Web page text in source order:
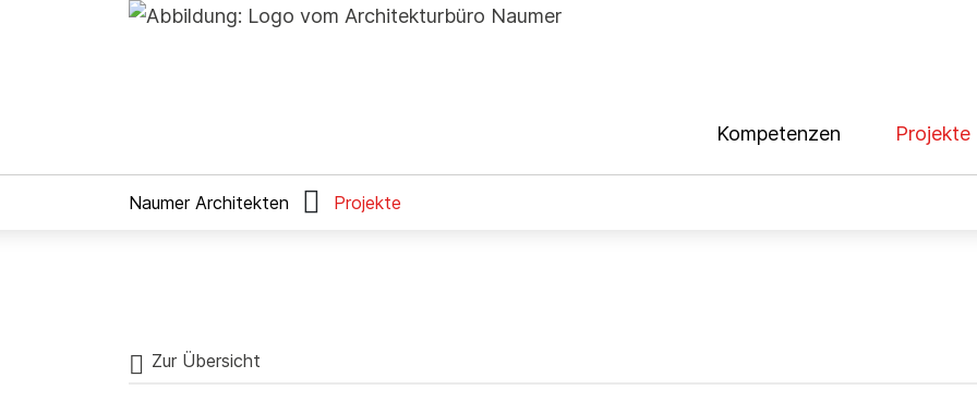
Kompetenzen Projekte
Naumer Architekten  Projekte
Zur Übersicht